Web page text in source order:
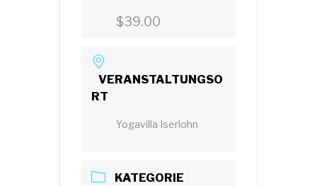
$39.00
VERANSTALTUNGSO
RT
Yogavilla Iserlohn
KATEGORIE